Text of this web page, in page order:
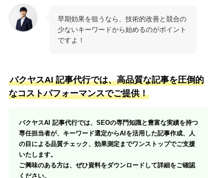
早期効果を狙うなら、技術的改善と競合の
少ないキーワードから始めるのがポイント
ですよ！
バクヤスAI 記事代行では、高品質な記事を圧倒的
なコストパフォーマンスでご提供！
バクヤスAI 記事代行では、SEOの専門知識と豊富な実績を持つ
専任担当者が、キーワード選定からAIを活用した記事作成、人
の目による品質チェック、効果測定までワンストップでご支援
いたします。
ご興味のある方は、ぜひ資料をダウンロードして詳細をご確認
ください。